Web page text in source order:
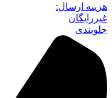
هزینه ارسال:
غیررایگان
جلوبندی